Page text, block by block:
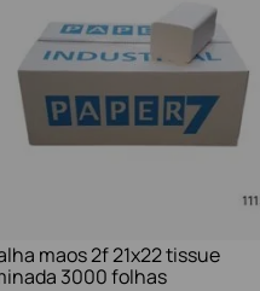
maos 2f 21x22 tissue
3000 folhas